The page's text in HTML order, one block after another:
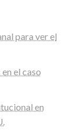
para ver el
el caso
en